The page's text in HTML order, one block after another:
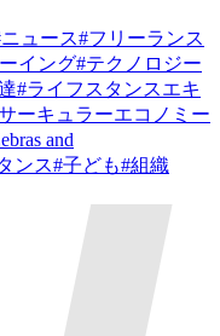
ニュース#フリーランス
イング#テクノロジー
#ライフスタンスエキ
ーキュラーエコノミー
and
ンス#子ども#組織